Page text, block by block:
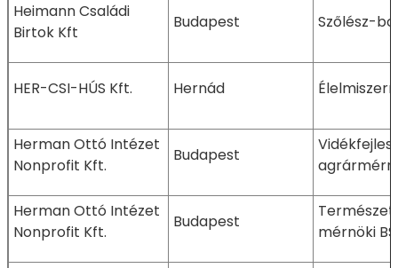
Heimann Családi
Birtok Kft
Budapest Szőlész-
HER-CSI-HÚS Kft. Hernád
Herman Ottó Intézet
Nonprofit Kft.
Budapest
Herman Ottó Intézet
Nonprofit Kft.
Budapest
mérnöki